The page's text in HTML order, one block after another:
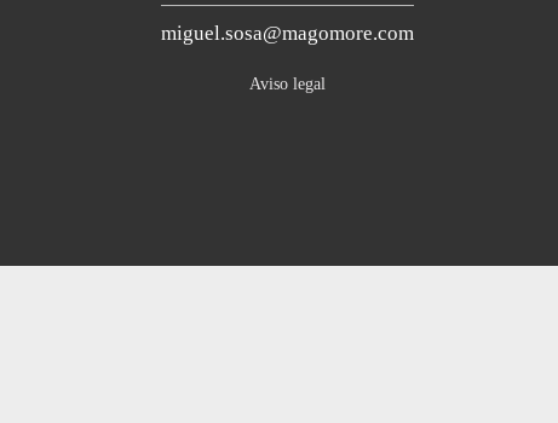
miguel.sosa@magomore.com
Aviso legal